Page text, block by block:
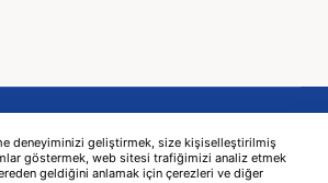
deneyiminizi geliştirmek, size kişiselleştirilmiş
göstermek, web sitesi trafiğimizi analiz etmek
geldiğini anlamak için çerezleri ve diğer